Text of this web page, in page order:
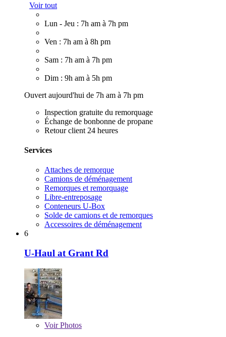
Voir tout
Lun - Jeu : 7h am à 7h pm
Ven : 7h am à 8h pm
Sam : 7h am à 7h pm
Dim : 9h am à 5h pm
Ouvert aujourd'hui de 7h am à 7h pm
Inspection gratuite du remorquage
Échange de bonbonne de propane
Retour client 24 heures
Services
Attaches de remorque
Camions de déménagement
Remorques et remorquage
Libre-entreposage
Conteneurs U-Box
Solde de camions et de remorques
Accessoires de déménagement
6
U-Haul at Grant Rd
VoirPhotos